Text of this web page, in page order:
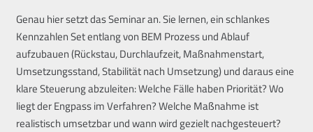
Genau hier setzt das Seminar an. Sie lernen, ein schlankes
Kennzahlen Set entlang von BEM Prozess und Ablauf
aufzubauen (Rückstau, Durchlaufzeit, Maßnahmenstart,
Umsetzungsstand, Stabilität nach Umsetzung) und daraus eine
klare Steuerung abzuleiten: Welche Fälle haben Priorität? Wo
liegt der Engpass im Verfahren? Welche Maßnahme ist
realistisch umsetzbar und wann wird gezielt nachgesteuert?